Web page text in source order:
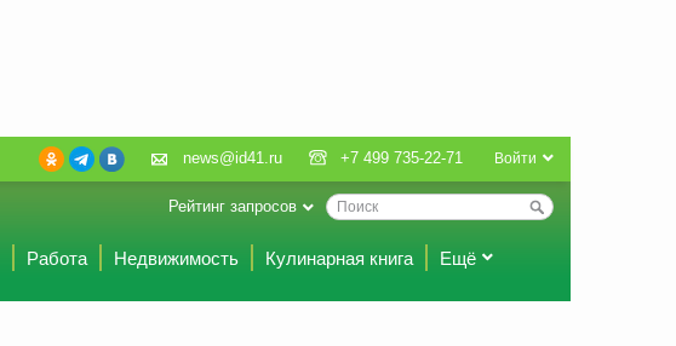
Войти
news@id41.ru +7 499 735-22-71
Рейтинг запросов
Работа Недвижимость Кулинарная книга Ещё